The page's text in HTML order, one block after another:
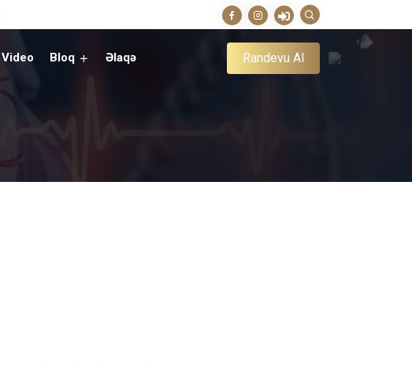
Video Bloq Əlaqə Randevu Al